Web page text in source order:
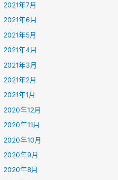
2021年7月
2021年6月
2021年5月
2021年4月
2021年3月
2021年2月
2021年1月
2020年12月
2020年11月
2020年10月
2020年9月
2020年8月